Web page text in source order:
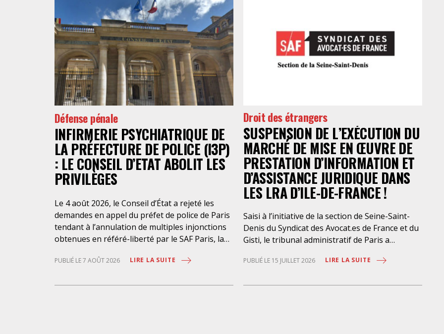
Défense pénale
INFIRMERIE PSYCHIATRIQUE DE
LA PRÉFECTURE DE POLICE (I3P)
: LE CONSEIL D’ETAT ABOLIT LES
PRIVILÈGES
Le 4 août 2026, le Conseil d’État a rejeté les
demandes en appel du préfet de police de Paris
tendant à l’annulation de multiples injonctions
obtenues en référé-liberté par le SAF Paris, la
Psychiatrie. Cette nouvelle décision confirme
personnes retenues à l’infirmerie psychiatrique
PUBLIÉ LE 7 AOÛT 2026 LIRE LA SUITE
Droit des étrangers
SUSPENSION DE L’EXÉCUTION DU
MARCHÉ DE MISE EN ŒUVRE DE
PRESTATION D’INFORMATION ET
D’ASSISTANCE JURIDIQUE DANS
LES LRA D’ILE-DE-FRANCE !
Saisi à l’initiative de la section de Seine-Saint-
Denis du Syndicat des Avocat.es de France et du
Gisti, le tribunal administratif de Paris a
marché public visant à la « mise en œuvre de
juridique des étrangers maintenus dans les
PUBLIÉ LE 15 JUILLET 2026 LIRE LA SUITE